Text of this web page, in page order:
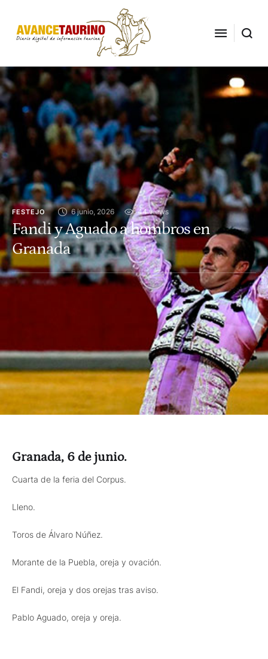
FESTEJO 6 junio, 2026 44 views
Fandi y Aguado a hombros en
Granada
Granada, 6 de junio.
Cuarta de la feria del Corpus.
Lleno.
Toros de Álvaro Núñez.
Morante de la Puebla, oreja y ovación.
El Fandi, oreja y dos orejas tras aviso.
Pablo Aguado, oreja y oreja.